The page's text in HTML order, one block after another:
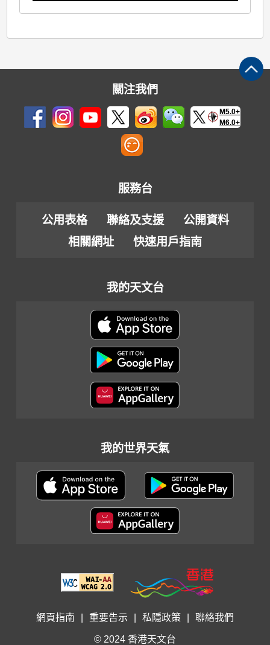
關注我們
M5.0+
M6.0+
服務台
公用表格 聯絡及支援
公開資料
相關網址
快速用戶指南
我的天文台
我的世界天氣
網頁指南 重要告示 私隱政策 聯絡我們
© 2024 香港天文台